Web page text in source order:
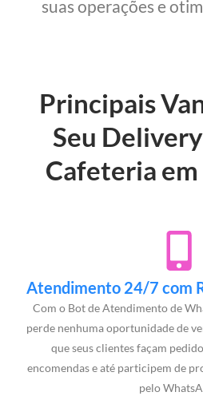
suas operações e
Principais
Seu
Cafeteria
Atendimento 24/7 com
Com o Bot de Atendimento de
perde nenhuma oportunidade de
que seus clientes façam
encomendas e até participem de
pelo